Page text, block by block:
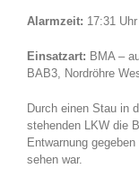
Alarmzeit: 17:31 Uhr
Einsatzart: BMA –
BAB3, Nordröhre
Durch einen Stau in
stehenden LKW die
Entwarnung
sehen war.